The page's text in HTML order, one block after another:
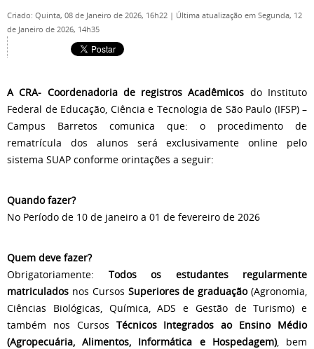
Criado: Quinta, 08 de Janeiro de 2026, 16h22 | Última atualização em Segunda, 12
de Janeiro de 2026, 14h35
A CRA- Coordenadoria de registros Acadêmicos do Instituto
Federal de Educação, Ciência e Tecnologia de São Paulo (IFSP) –
Campus Barretos comunica que: o procedimento de
rematrícula dos alunos será exclusivamente online pelo
sistema SUAP conforme orintações a seguir:
Quando fazer?
No Período de 10 de janeiro a 01 de fevereiro de 2026
Quem deve fazer?
Obrigatoriamente: Todos os estudantes regularmente
matriculados nos Cursos Superiores de graduação(Agronomia,
Ciências Biológicas, Química, ADS e Gestão de Turismo) e
também nos Cursos Técnicos Integrados ao Ensino Médio
(Agropecuária, Alimentos, Informática e Hospedagem), bem